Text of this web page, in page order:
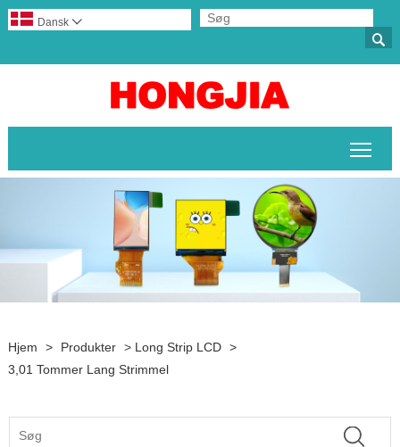

Dansk 
Hjem > Produkter > Long Strip LCD >
3,01 Tommer Lang Strimmel